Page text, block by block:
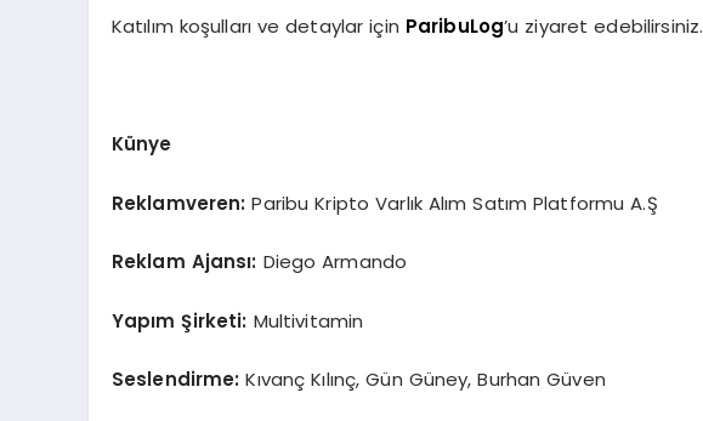
Katılım koşulları ve detaylar için ParibuLog’u ziyaret edebilirsiniz.
Künye
Reklamveren:Paribu Kripto Varlık Alım Satım Platformu A.Ş
Reklam Ajansı: Diego Armando
Yapım Şirketi: Multivitamin
Seslendirme:Kıvanç Kılınç, Gün Güney, Burhan Güven